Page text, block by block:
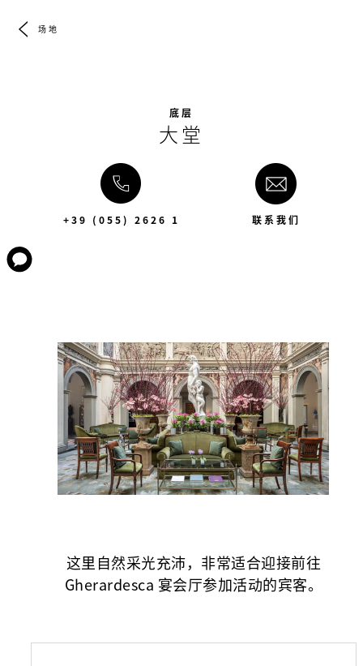
场地
底层
大堂
+39 (055) 2626 1 联系我们
这里自然采光充沛，非常适合迎接前往
Gherardesca 宴会厅参加活动的宾客。